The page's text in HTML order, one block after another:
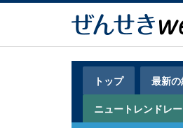
メ
コ
User
account
menu
トップ 最新
ニュートレンドレ